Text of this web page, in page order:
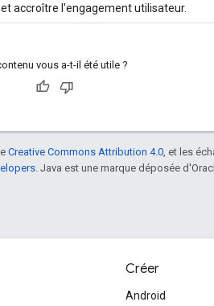
accroître l'engagement utilisateur.
vous a-t-il été utile ?
Creative Commons Attribution 4.0 , et les
. Java est une marque déposée
Créer
Android